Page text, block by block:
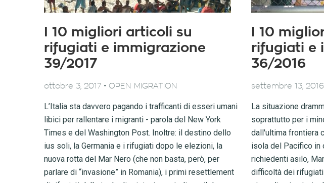
I 10 migliori articoli su
rifugiati e immigrazione
39/2017
ottobre 3, 2017 - OPEN MIGRATION
L’Italia sta davvero pagando i trafficanti di esseri umani
libici per rallentare i migranti - parola del New York
Times e del Washington Post. Inoltre: il destino dello
ius soli, la Germania e i rifugiati dopo le elezioni, la
nuova rotta del Mar Nero (che non basta, però, per
parlare di “invasione” in Romania), i primi resettlement
I 10
rifugiati e
36/2016
settembre 13, 2016
La situazione
soprattutto per i
dall'ultima frontiera
isola del Pacifico in
richiedenti asilo,
difficoltà dei